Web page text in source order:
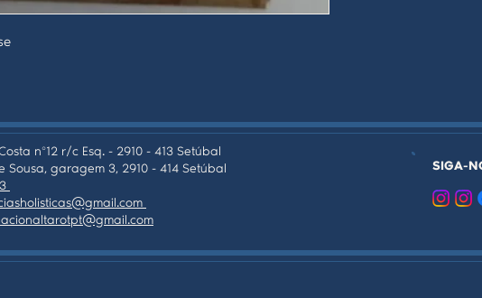
nº12 r/c Esq. - 2910 - 413 Setúbal
Sousa, garagem 3, 2910 - 414 Setúbal
SIGA-